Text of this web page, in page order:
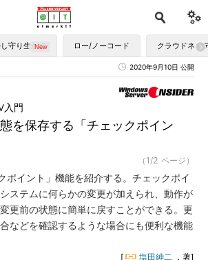
守り生かす ロー/ノーコード クラウドネイ
2020年9月10日 公開
を保存する「チェックポイン
入門
（1/2 ページ）
ポイント」機能を紹介する。チェックポイ
ステムに何らかの変更が加えられ、動作が
更前の状態に簡単に戻すことができる。更
などを確認するような場合にも便利な機能
[ 塩田紳二 ，著]